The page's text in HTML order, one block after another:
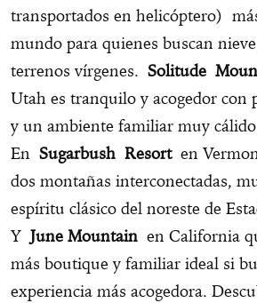
transportados en helicóptero)
mundo para quienes buscan
terrenos vírgenes. Solitude
Utah es tranquilo y acogedor con
y un ambiente familiar muy
En Sugarbush Resorten
dos montañas interconectadas,
espíritu clásico del noreste de
Y June Mountain en California
más boutique y familiar ideal si
experiencia más acogedora.